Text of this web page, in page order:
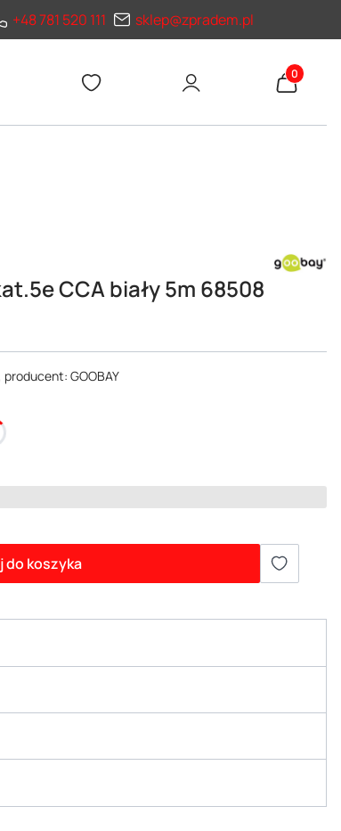
+48 781 520 111 sklep@zpradem.pl
Produkty
CCA biały 5m 68508
GOOBAY
do koszyka